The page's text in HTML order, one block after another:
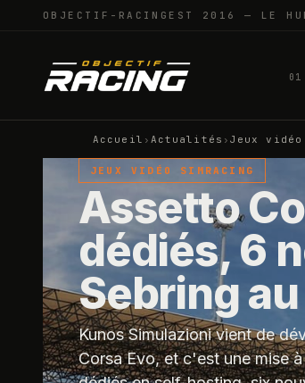
OBJECTIF-RACING EST 2016 — LE
01
Accueil › Actualités › Jeux
JEUX VIDÉO SIMRACING
Assetto
dédiés, 6
Sebring
Kunos Simulazioni vient de
Corsa Evo, et c'est une mise